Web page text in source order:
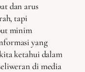
dan arus
tapi
minim
yang
ketahui dalam
di media